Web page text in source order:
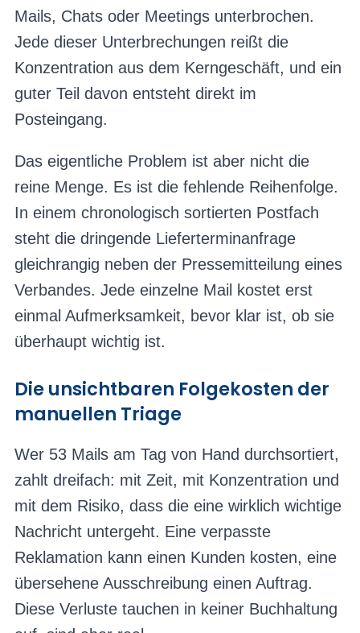
Mails, Chats oder Meetings unterbrochen.
Jede dieser Unterbrechungen reißt die
Konzentration aus dem Kerngeschäft, und ein
guter Teil davon entsteht direkt im
Posteingang.
Das eigentliche Problem ist aber nicht die
reine Menge. Es ist die fehlende Reihenfolge.
In einem chronologisch sortierten Postfach
steht die dringende Lieferterminanfrage
gleichrangig neben der Pressemitteilung eines
Verbandes. Jede einzelne Mail kostet erst
einmal Aufmerksamkeit, bevor klar ist, ob sie
überhaupt wichtig ist.
Die unsichtbaren Folgekosten der
manuellen Triage
Wer 53 Mails am Tag von Hand durchsortiert,
zahlt dreifach: mit Zeit, mit Konzentration und
mit dem Risiko, dass die eine wirklich wichtige
Nachricht untergeht. Eine verpasste
Reklamation kann einen Kunden kosten, eine
übersehene Ausschreibung einen Auftrag.
Diese Verluste tauchen in keiner Buchhaltung